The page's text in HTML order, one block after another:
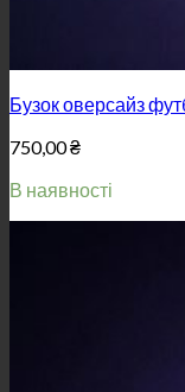
Бузок оверсайз
750,00₴
В наявності